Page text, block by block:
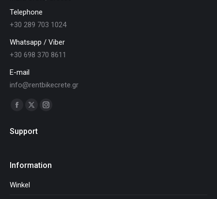
Telephone
+30 289 703 1024
Whatsapp / Viber
+30 698 370 8611
E-mail
info@rentbikecrete.gr
Vind ons op:
Facebook
opens
new
X
opens
new
Instagram
Support
Information
Winkel